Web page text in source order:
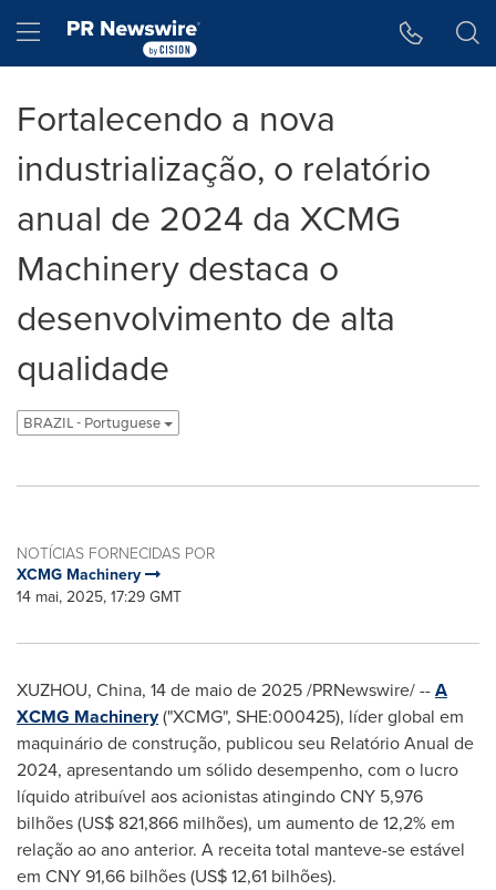
Hamburger menu
Fortalecendo a nova
industrialização, o relatório
anual de 2024 da XCMG
Machinery destaca o
desenvolvimento de alta
qualidade
BRAZIL - Portuguese
NOTÍCIAS FORNECIDAS POR
XCMG Machinery
14 mai, 2025, 17:29 GMT
XUZHOU, China, 14 de maio de 2025/PRNewswire/ --A
XCMG Machinery("XCMG", SHE:000425), líder global em
maquinário de construção, publicou seu RelatórioAnual de
2024, apresentando um sólido desempenho, com o lucro
líquido atribuível aos acionistas atingindoCNY 5,976
bilhões (US$ 821,866 milhões), um aumento de 12,2% em
relação ao ano anterior. A receita total manteve-se estável
em CNY 91,66 bilhões (US$ 12,61 bilhões).